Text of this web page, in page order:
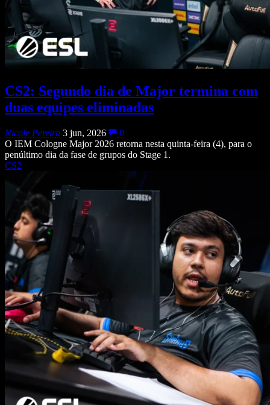
CS2: Segundo dia de Major termina com
duas equipes eliminadas
Nicole Pereira 3 jun, 2026
0
O IEM Cologne Major 2026 retorna nesta quinta-feira (4), para o
penúltimo dia da fase de grupos do Stage 1.
CS2